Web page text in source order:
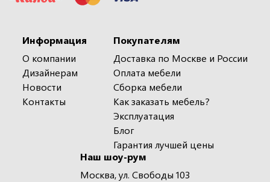
Информация
О компании
Дизайнерам
Новости
Контакты
Покупателям
Доставка по Москве и России
Оплата мебели
Сборка мебели
Как заказать мебель?
Эксплуатация
Блог
Гарантия лучшей цены
Наш шоу-рум
Москва, ул. Свободы 103